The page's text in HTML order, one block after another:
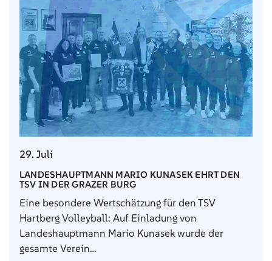
29. Juli
LANDESHAUPTMANN MARIO KUNASEK EHRT DEN
TSV IN DER GRAZER BURG
Eine besondere Wertschätzung für den TSV
Hartberg Volleyball: Auf Einladung von
Landeshauptmann Mario Kunasek wurde der
gesamte Verein…